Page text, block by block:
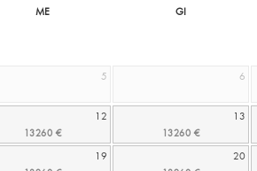
ME GI
5 6
12 13
19 20